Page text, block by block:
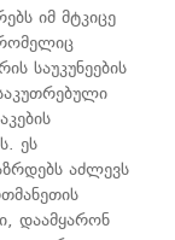
იმ მტკიცე
საუკუნეების
ეს
აძლევს
დაამყარონ